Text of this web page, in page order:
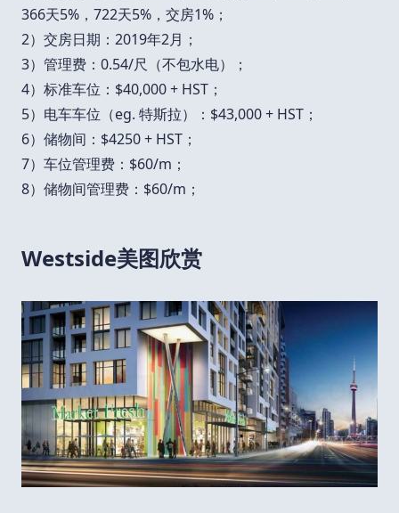
366天5%，722天5%，交房1%；
2）交房日期：2019年2月；
3）管理费：0.54/尺（不包水电）；
4）标准车位：$40,000 + HST；
5）电车车位（eg. 特斯拉）：$43,000 + HST；
6）储物间：$4250 + HST；
7）车位管理费：$60/m；
8）储物间管理费：$60/m；
Westside美图欣赏